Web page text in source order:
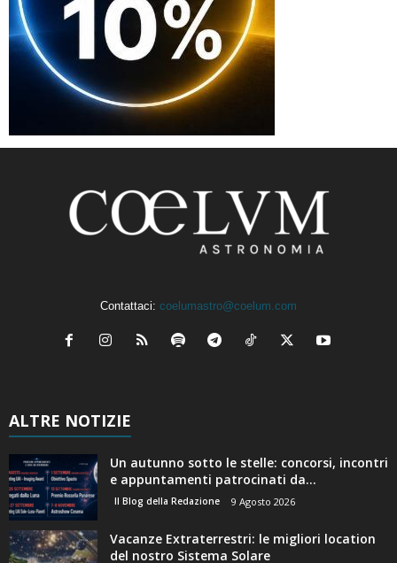
Contattaci: coelumastro@coelum.com
ALTRE NOTIZIE
Un autunno sotto le stelle: concorsi, incontri
e appuntamenti patrocinati da...
Il Blog della Redazione 9 Agosto 2026
Vacanze Extraterrestri: le migliori location
del nostro Sistema Solare